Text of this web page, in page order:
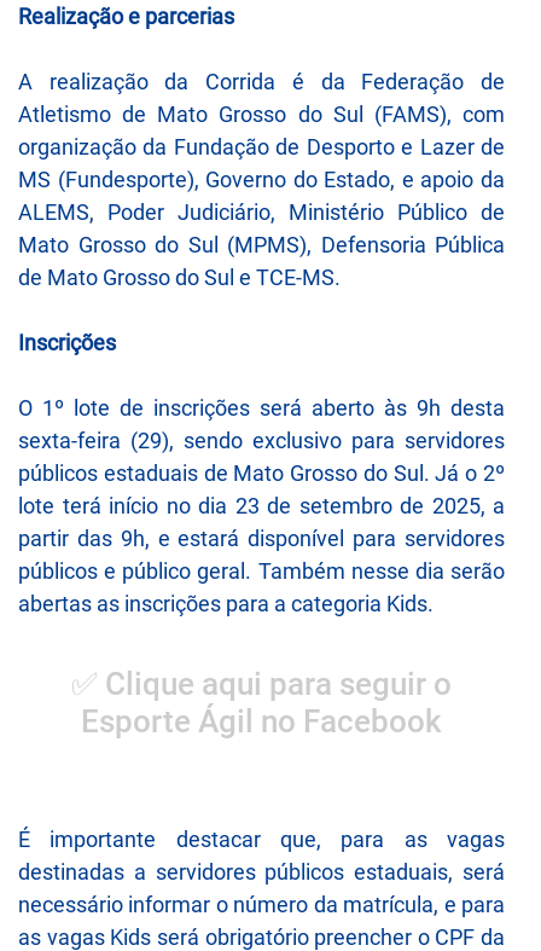
Realização e parcerias
A realização da Corrida é da Federação de
Atletismo de Mato Grosso do Sul (FAMS), com
organização da Fundação de Desporto e Lazer de
MS (Fundesporte), Governo do Estado, e apoio da
ALEMS, Poder Judiciário, Ministério Público de
Mato Grosso do Sul (MPMS), Defensoria Pública
de Mato Grosso do Sul e TCE-MS.
Inscrições
O 1º lote de inscrições será aberto às 9h desta
sexta-feira (29), sendo exclusivo para servidores
públicos estaduais de Mato Grosso do Sul. Já o 2º
lote terá início no dia 23 de setembro de 2025, a
partir das 9h, e estará disponível para servidores
públicos e público geral. Também nesse dia serão
abertas as inscrições para a categoria Kids.
✅ Clique aqui para seguir o
Esporte Ágil no Facebook
É importante destacar que, para as vagas
destinadas a servidores públicos estaduais, será
necessário informar o número da matrícula, e para
as vagas Kids será obrigatório preencher o CPF da